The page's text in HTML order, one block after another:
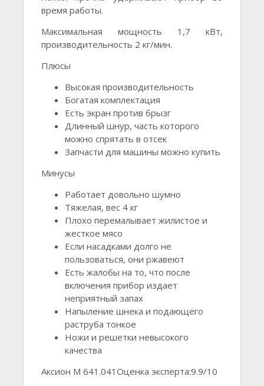
время работы.
Максимальная мощность 1,7 кВт,
производительность 2 кг/мин.
Плюсы
Высокая производительность
Богатая комплектация
Есть экран против брызг
Длинный шнур, часть которого
можно спрятать в отсек
Запчасти для машины можно купить
Минусы
Работает довольно шумно
Тяжелая, вес 4 кг
Плохо перемалывает жилистое и
жесткое мясо
Если насадками долго не
пользоваться, они ржавеют
Есть жалобы на то, что после
включения прибор издает
неприятный запах
Напыление шнека и подающего
раструба тонкое
Ножи и решетки невысокого
качества
Аксион М 641.041Оценка эксперта:9.9/10